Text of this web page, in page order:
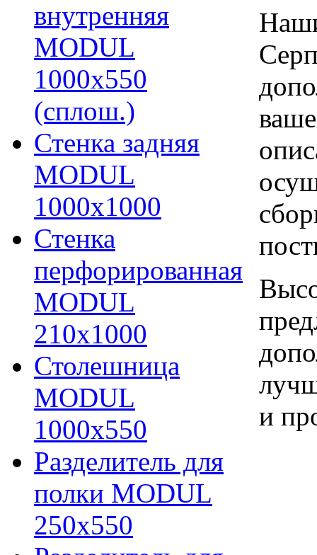
внутренняя
MODUL
1000х550
(сплош.)
Стенка задняя
MODUL
1000х1000
Стенка
перфорированная
MODUL
210х1000
Столешница
MODUL
1000х550
Разделитель для
полки MODUL
250х550
и